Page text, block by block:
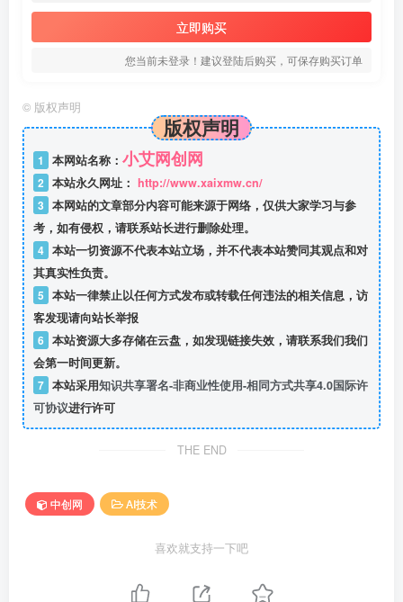
立即购买
您当前未登录！建议登陆后购买，可保存购买订单
© 版权声明
版权声明
1 本网站名称： 小艾网创网
2 本站永久网址： http://www.xaixmw.cn/
3 本网站的文章部分内容可能来源于网络，仅供大家学习与参
考，如有侵权，请联系站长进行删除处理。
4 本站一切资源不代表本站立场，并不代表本站赞同其观点和对
其真实性负责。
5 本站一律禁止以任何方式发布或转载任何违法的相关信息，访
客发现请向站长举报
6 本站资源大多存储在云盘，如发现链接失效，请联系我们我们
会第一时间更新。
7 本站采用知识共享署名-非商业性使用-相同方式共享4.0国际许
可协议进行许可
THE END
中创网 AI技术
喜欢就支持一下吧